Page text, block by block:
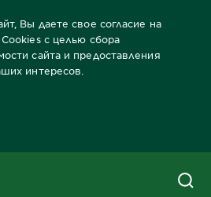
Вы даете свое согласие на
с целью сбора
сайта и предоставления
интересов.